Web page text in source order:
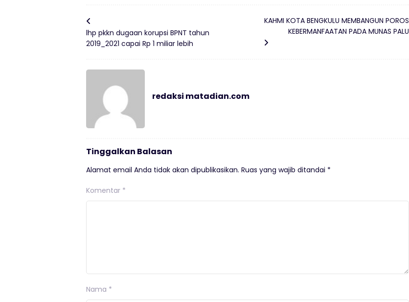
lhp pkkn dugaan korupsi BPNT tahun
2019_2021 capai Rp 1 miliar lebih
KAHMI KOTA BENGKULU MEMBANGUN POROS
KEBERMANFAATAN PADA MUNAS PALU
redaksi matadian.com
Tinggalkan Balasan
Alamat email Anda tidak akan dipublikasikan. Ruas yang wajib ditandai *
Komentar *
Nama *